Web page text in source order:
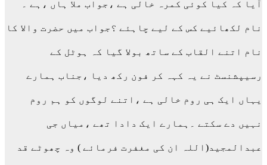
آیا کہ کیا کوئی کمرہ خالی ہے ،جواب ملا ہاں ،ہے ۔
نام لکھائیے کس کے لیے چاہئے ؟جواب میں حضرت والا کا
نام اتنے القاب کے ساتھ بولا گیا کہ ہوٹل کے
رسیپشنسٹ نے یہ کہہ کر فون رکھ دیا ،جناب ہمارے
یہاں ایک ہی روم خالی ہے ،اتنے لوگوں کو ہم روم
نہیں دے سکتے ۔ہمارے ایک دادا تھے ،میاں جی
عبدالمجید(اللہ ان کی مغفرت فرمائے ) وہ چھوٹے قد